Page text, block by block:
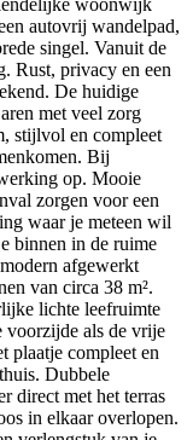
woonwijk
autovrij wandelpad,
singel. Vanuit de
Rust, privacy en een
De huidige
met veel zorg
stijlvol en compleet
Bij
op. Mooie
zorgen voor een
waar je meteen wil
binnen in de ruime
afgewerkt
van circa 38 m².
lichte leefruimte
voorzijde als de vrije
plaatje compleet en
Dubbele
direct met het terras
in elkaar overlopen.